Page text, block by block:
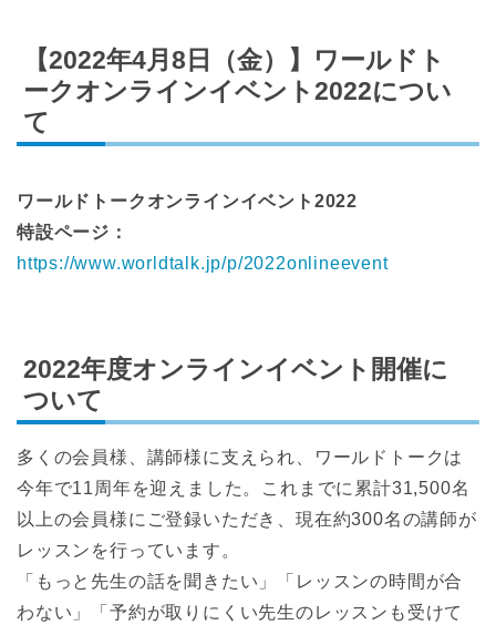
【2022年4月8日（金）】ワールドト
ークオンラインイベント2022につい
て
ワールドトークオンラインイベント2022
特設ページ：
https://www.worldtalk.jp/p/2022onlineevent
2022年度オンラインイベント開催に
ついて
多くの会員様、講師様に支えられ、ワールドトークは
今年で11周年を迎えました。これまでに累計31,500名
以上の会員様にご登録いただき、現在約300名の講師が
レッスンを行っています。
「もっと先生の話を聞きたい」「レッスンの時間が合
わない」「予約が取りにくい先生のレッスンも受けて